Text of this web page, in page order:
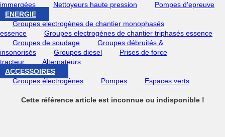
immergées
Nettoyeurs haute pression
Pompes d'epreuve
ENERGIE
Groupes electrogènes de chantier monophasés
essence
Groupes electrogènes de chantier triphasés essence
Groupes de soudage
Groupes débruités &
insonorisés
Groupes diesel
Prises de force
tracteur
Alternateurs
ACCESSOIRES
Groupes électrogènes
Pompes Espaces verts
Cette référence article est inconnue ou indisponible !